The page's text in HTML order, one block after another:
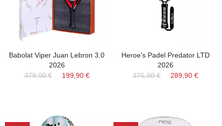
Babolat Viper Juan Lebron 3.0
2026
379,00 €
199,90 €
Heroe's Padel Predator LTD
2026
375,00 €
289,90 €